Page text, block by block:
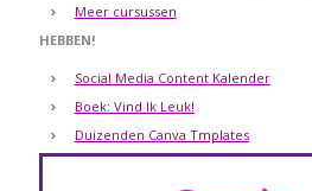
Meer cursussen
HEBBEN!
Social Media Content Kalender
Boek: Vind Ik Leuk!
Duizenden Canva Tmplates